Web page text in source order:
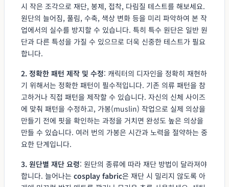
시 작은 조각으로 재단, 봉제, 접착, 다림질 테스트를 해보세요.
원단의 늘어짐, 풀림, 수축, 색상 변화 등을 미리 파악하여 본 작
업에서의 실수를 방지할 수 있습니다. 특히 특수 원단은 일반 원
단과 다른 특성을 가질 수 있으므로 더욱 신중한 테스트가 필요
합니다.
2. 정확한 패턴 제작 및 수정: 캐릭터의 디자인을 정확히 재현하
기 위해서는 정확한 패턴이 필수적입니다. 기존 의류 패턴을 참
고하거나 직접 패턴을 제작할 수 있습니다. 자신의 신체 사이즈
에 맞춰 패턴을 수정하고, 가봉(muslin) 작업으로 실제 의상을
만들기 전에 핏을 확인하는 과정을 거치면 완성도 높은 의상을
만들 수 있습니다. 여러 번의 가봉은 시간과 노력을 절약하는 중
요한 단계입니다.
3. 원단별 재단 요령: 원단의 종류에 따라 재단 방법이 달라져야
합니다. 늘어나는 cosplay fabric은 재단 시 밀리지 않도록 아